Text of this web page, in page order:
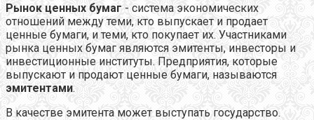
Рынок ценных бумаг - система экономических
отношений между теми, кто выпускает и продает
ценные бумаги, и теми, кто покупает их. Участниками
рынка ценных бумаг являются эмитенты, инвесторы и
инвестиционные институты. Предприятия, которые
выпускают и продают ценные бумаги, называются
эмитентами.
В качестве эмитента может выступать государство.